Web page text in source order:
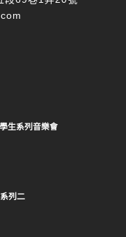
生系列音樂會
列二